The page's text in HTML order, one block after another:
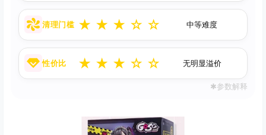
清理门槛 ★ ★ ★ ☆ ☆ 中等难度
性价比 ★ ★ ★ ☆ ☆ 无明显溢价
✱参数解释